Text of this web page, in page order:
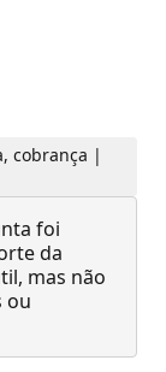
cobrança |
foi
da
mas não
ou